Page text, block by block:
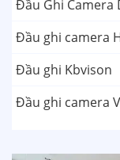
Đầu Ghi Camera
Đầu ghi camera
Đầu ghi Kbvison
Đầu ghi camera